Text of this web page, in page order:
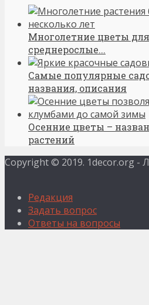
Многолетние цветы
среднерослые...
Самые популярные
названия, описания
Осенние цветы –
растений
Copyright © 2019. 1decor.org -
Редакция
Задать вопрос
Ответы на вопросы